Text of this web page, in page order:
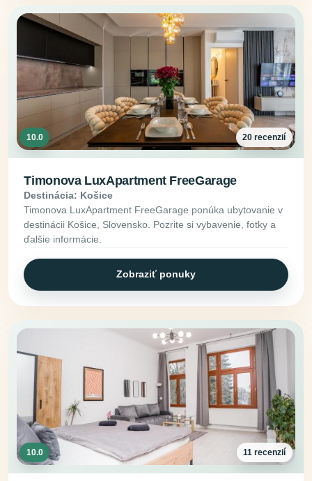
10.0 20 recenzií
Timonova LuxApartment FreeGarage
Destinácia: Košice
Timonova LuxApartment FreeGarage ponúka ubytovanie v
destinácii Košice, Slovensko. Pozrite si vybavenie, fotky a
ďalšie informácie.
Zobraziť ponuky
10.0 11 recenzií